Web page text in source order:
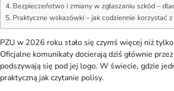
Bezpieczeństwo i zmiany w zgłaszaniu szkód –
Praktyczne wskazówki – jak codziennie korzystać
PZU w 2026 roku stało się czymś więcej niż
Oficjalne komunikaty docierają dziś głównie
podszywają się pod jej logo. W świecie, gdzie
praktyczną jak czytanie polisy.